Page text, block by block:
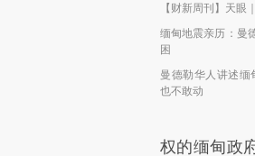
【财新周刊】天眼
缅甸地震亲历：曼
困
曼德勒华人讲述缅
也不敢动
权的缅甸政